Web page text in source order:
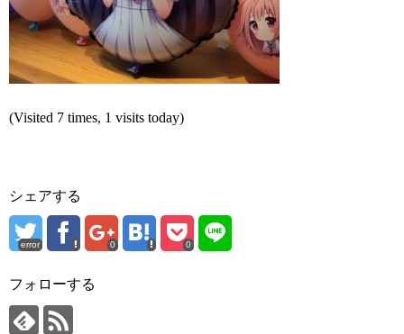
(Visited 7 times, 1 visits today)
シェアする
error 0 0
フォローする